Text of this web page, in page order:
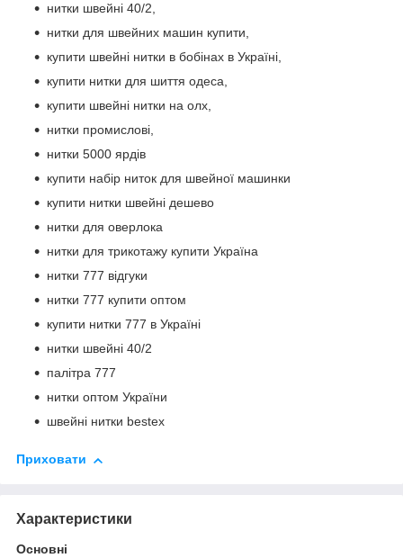
нитки швейні 40/2,
нитки для швейних машин купити,
купити швейні нитки в бобінах в Україні,
купити нитки для шиття одеса,
купити швейні нитки на олх,
нитки промислові,
нитки 5000 ярдів
купити набір ниток для швейної машинки
купити нитки швейні дешево
нитки для оверлока
нитки для трикотажу купити Україна
нитки 777 відгуки
нитки 777 купити оптом
купити нитки 777 в Україні
нитки швейні 40/2
палітра 777
нитки оптом України
швейні нитки bestex
Приховати
Характеристики
Основні